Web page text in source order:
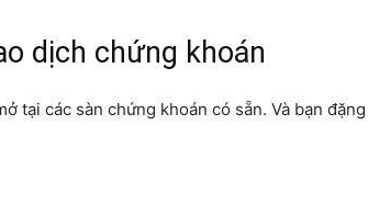
dịch chứng khoán
tại các sàn chứng khoán có sẵn. Và bạn đặng